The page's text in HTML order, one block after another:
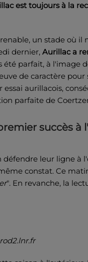
est toujours à la
un stade où il
dernier, Aurillac a
été parfait, à l'image
de caractère pour
aurillacois,
parfaite de
succès à
défendre leur ligne à
constat. Ce
". En revanche, la